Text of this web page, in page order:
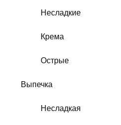
Несладкие
Крема
Острые
Выпечка
Несладкая